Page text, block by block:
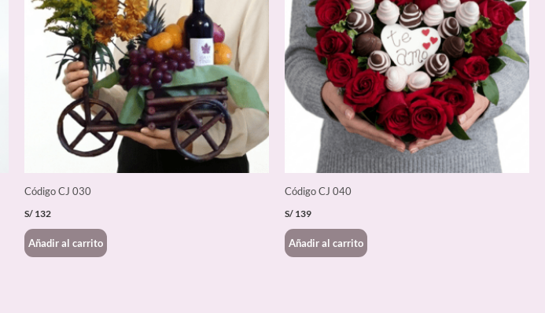
Código CJ 030
S/ 132
Añadir al carrito
Código CJ 040
S/ 139
Añadir al carrito